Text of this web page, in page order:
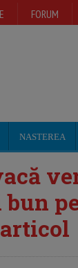
FORUM
NASTEREA